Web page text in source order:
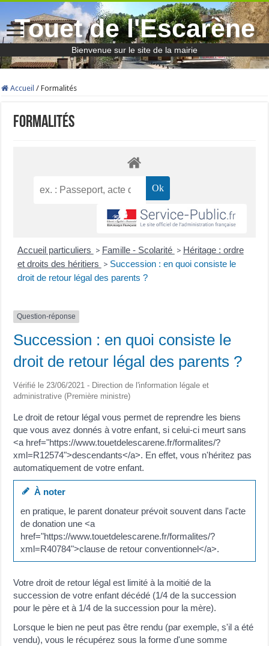
Touet de l'Escarène
Bienvenue sur le site de la mairie
Accueil / Formalités
Formalités
Accueil particuliers > Famille - Scolarité > Héritage : ordre
et droits des héritiers > Succession : en quoi consiste le
droit de retour légal des parents ?
Question-réponse
Succession : en quoi consiste le
droit de retour légal des parents ?
Vérifié le 23/06/2021 - Direction de l'information légale et
administrative (Première ministre)
Le droit de retour légal vous permet de reprendre les biens
que vous avez donnés à votre enfant, si celui-ci meurt sans
<a href="https://www.touetdelescarene.fr/formalites/?
xml=R12574">descendants</a>. En effet, vous n'héritez pas
automatiquement de votre enfant.
À noter
en pratique, le parent donateur prévoit souvent dans l'acte
de donation une <a
href="https://www.touetdelescarene.fr/formalites/?
xml=R40784">clause de retour conventionnel</a>.
Votre droit de retour légal est limité à la moitié de la
succession de votre enfant décédé (1/4 de la succession
pour le père et à 1/4 de la succession pour la mère).
Lorsque le bien ne peut pas être rendu (par exemple, s'il a été
vendu), vous le récupérez sous la forme d'une somme